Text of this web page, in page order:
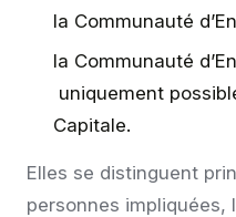
la Communauté
la Communauté
uniquement
Capitale.
Elles se distinguent
personnes impliquées,